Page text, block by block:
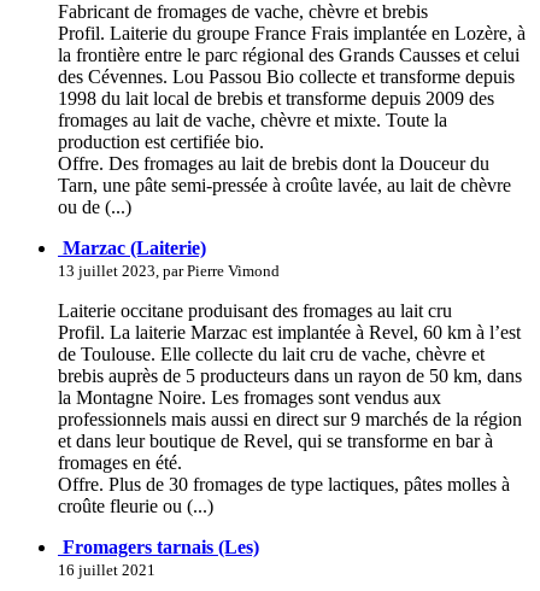
Fabricant de fromages de vache, chèvre et brebis
Profil. Laiterie du groupe France Frais implantée en Lozère, à
la frontière entre le parc régional des Grands Causses et celui
des Cévennes. Lou Passou Bio collecte et transforme depuis
1998 du lait local de brebis et transforme depuis 2009 des
fromages au lait de vache, chèvre et mixte. Toute la
production est certifiée bio.
Offre. Des fromages au lait de brebis dont la Douceur du
Tarn, une pâte semi-pressée à croûte lavée, au lait de chèvre
ou de (...)
Marzac (Laiterie)
13 juillet 2023, par Pierre Vimond
Laiterie occitane produisant des fromages au lait cru
Profil. La laiterie Marzac est implantée à Revel, 60 km à l’est
de Toulouse. Elle collecte du lait cru de vache, chèvre et
brebis auprès de 5 producteurs dans un rayon de 50 km, dans
la Montagne Noire. Les fromages sont vendus aux
professionnels mais aussi en direct sur 9 marchés de la région
et dans leur boutique de Revel, qui se transforme en bar à
fromages en été.
Offre. Plus de 30 fromages de type lactiques, pâtes molles à
croûte fleurie ou (...)
Fromagers tarnais (Les)
16 juillet 2021